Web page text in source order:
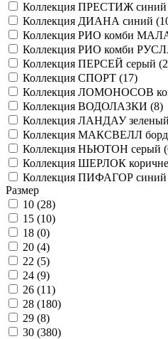
Коллекция ПРЕСТИЖ синий
Коллекция ДИАНА синий (
Коллекция РИО комби
Коллекция РИО комби
Коллекция ПЕРСЕЙ серый (
Коллекция СПОРТ (17)
Коллекция ЛОМОНОСОВ
Коллекция ВОДОЛАЗКИ (8)
Коллекция ЛАНДАУ
Коллекция МАКСВЕЛЛ
Коллекция НЬЮТОН серый (
Коллекция ШЕРЛОК
Коллекция ПИФАГОР синий
Размер
10 (28)
15 (10)
18 (0)
20 (4)
22 (5)
24 (9)
26 (11)
28 (180)
29 (8)
30 (380)